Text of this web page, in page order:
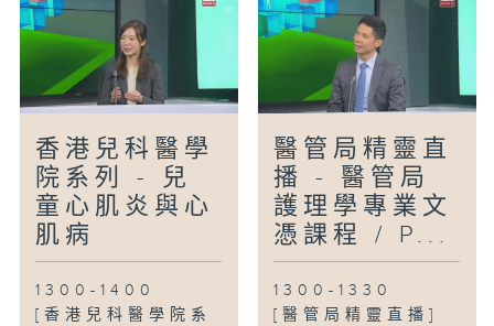
香港兒科醫學
院系列 - 兒
童心肌炎與心
肌病
1300-1400
[香港兒科醫學院系
醫管局精靈直
播 - 醫管局
護理學專業文
憑課程 / P...
1300-1330
[醫管局精靈直播]